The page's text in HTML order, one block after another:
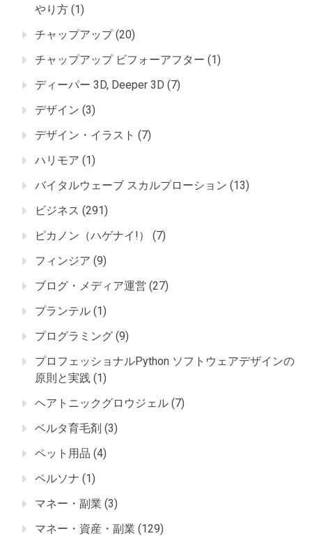
やり方 (1)
チャップアップ(20)
チャップアップ ビフォーアフター (1)
ディーパー 3D, Deeper 3D (7)
デザイン (3)
デザイン・イラスト (7)
ハリモア (1)
バイタルウェーブ スカルプローション (13)
ビジネス (291)
ピカノン（ハゲナイ!）
(7)
フィンジア (9)
ブログ・メディア運営 (27)
プランテル (1)
プログラミング (9)
プロフェッショナルPython ソフトウェアデザインの
原則と実践 (1)
ヘアトニックグロウジェル (7)
ベルタ育毛剤 (3)
ペット用品 (4)
ペルソナ (1)
マネー・副業 (3)
マネー・資産・副業 (129)